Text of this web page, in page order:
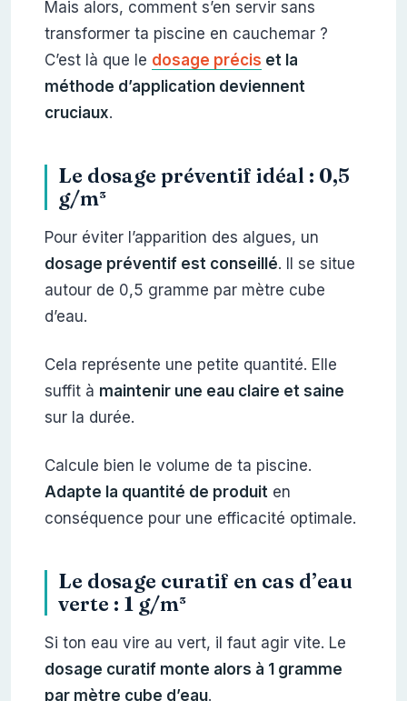
Mais alors, comment s’en servir sans
transformer ta piscine en cauchemar ?
C’est là que le dosage précis et la
méthode d’application deviennent
cruciaux.
Le dosage préventif idéal : 0,5
g/m³
Pour éviter l’apparition des algues, un
dosage préventif est conseillé. Il se situe
autour de 0,5 gramme par mètre cube
d’eau.
Cela représente une petite quantité. Elle
suffit à maintenir une eau claire et saine
sur la durée.
Calcule bien le volume de ta piscine.
Adapte la quantité de produit en
conséquence pour une efficacité optimale.
Le dosage curatif en cas d’eau
verte : 1 g/m³
Si ton eau vire au vert, il faut agir vite. Le
dosage curatif monte alors à 1 gramme
par mètre cube d’eau.